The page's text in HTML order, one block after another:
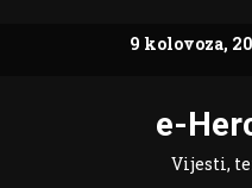
9 kolovoza,
e-
Vijesti,